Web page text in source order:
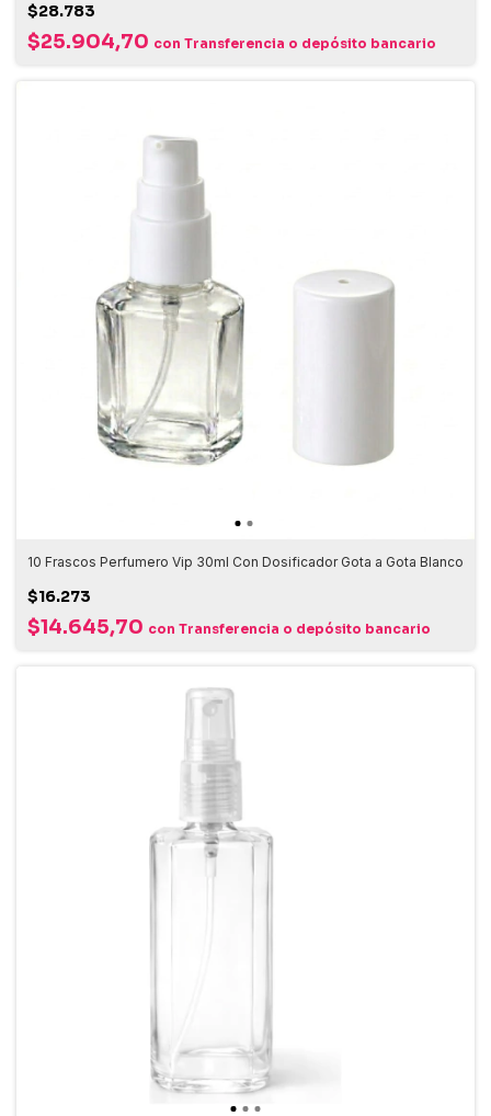
$28.783
$25.904,70 con Transferencia o depósito bancario
10 Frascos Perfumero Vip 30ml Con Dosificador Gota a Gota Blanco
$16.273
$14.645,70 con Transferencia o depósito bancario